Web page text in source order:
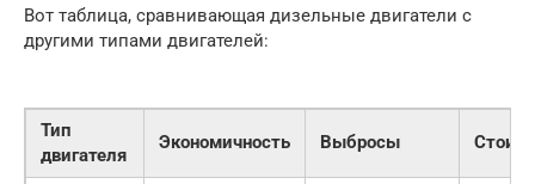
Вот таблица, сравнивающая дизельные двигатели с
другими типами двигателей:
Тип
двигателя
Экономичность Выбросы